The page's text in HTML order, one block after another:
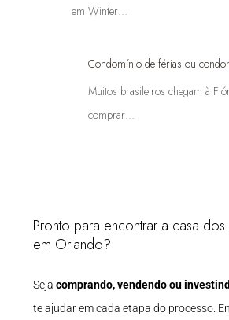
em Winter…
Condomínio de férias ou
Muitos brasileiros chegam à
comprar…
Pronto para encontrar a casa dos
em Orlando?
Seja comprando, vendendo ou
te ajudar em cada etapa do processo.